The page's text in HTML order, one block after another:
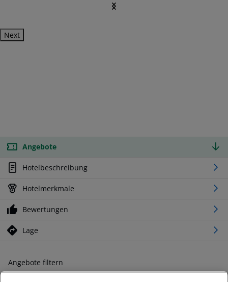
Next
Angebote
Hotelbeschreibung
Hotelmerkmale
Bewertungen
Lage
Angebote filtern
Ändern Sie Ihre Kriterien nach Ihren Wünschen